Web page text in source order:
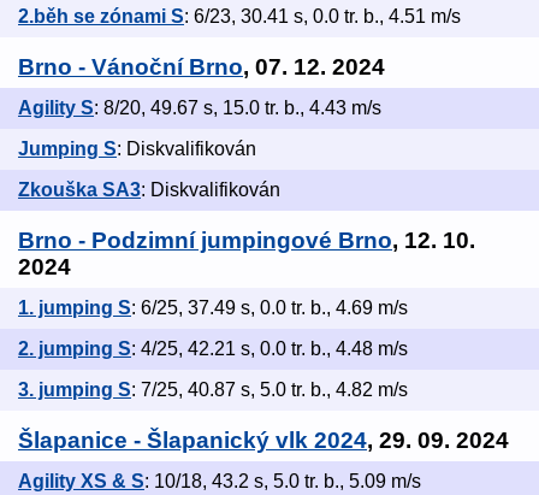
2.běh se zónami S: 6/23, 30.41 s, 0.0 tr. b., 4.51 m/s
Brno - Vánoční Brno, 07. 12. 2024
Agility S: 8/20, 49.67 s, 15.0 tr. b., 4.43 m/s
Jumping S: Diskvalifikován
Zkouška SA3: Diskvalifikován
Brno - Podzimní jumpingové Brno, 12. 10.
2024
1. jumping S: 6/25, 37.49 s, 0.0 tr. b., 4.69 m/s
2. jumping S: 4/25, 42.21 s, 0.0 tr. b., 4.48 m/s
3. jumping S: 7/25, 40.87 s, 5.0 tr. b., 4.82 m/s
Šlapanice - Šlapanický vlk 2024, 29. 09. 2024
Agility XS & S: 10/18, 43.2 s, 5.0 tr. b., 5.09 m/s